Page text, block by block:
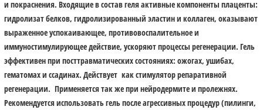
и покраснения. Входящие в состав геля активные компоненты плаценты:
гидролизат белков, гидролизированный эластин и коллаген, оказывают
выраженное успокаивающее, противовоспалительное и
иммуностимулирующее действие, ускоряют процессы регенерации. Гель
эффективен при посттравматических состояниях: ожогах, ушибах,
гематомах и ссадинах. Действует как стимулятор репаративной
регенерации. Применяется так же при нейродермите и пролежнях.
Рекомендуется использовать гель после агрессивных процедур (пилинги,